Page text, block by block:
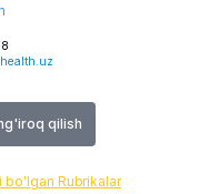
qilish
bo'lgan Rubrikalar